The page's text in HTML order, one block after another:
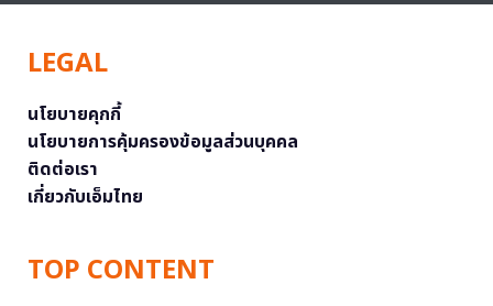
LEGAL
นโยบายคุกกี้
นโยบายการคุ้มครองข้อมูลส่วนบุคคล
ติดต่อเรา
เกี่ยวกับเอ็มไทย
TOP CONTENT